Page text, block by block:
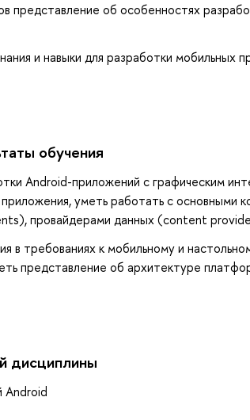
представление об особенностях
и навыки для разработки мобильных
обучения
Android-приложений с графическим
уметь работать с основными
провайдерами данных (content
в требованиях к мобильному и
представление об архитектуре
дисциплины
Android